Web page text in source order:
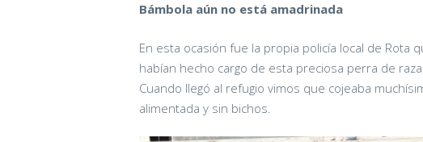
Bámbola aún no está amadrinada
En esta ocasión fue la propia policía local de Rota
habían hecho cargo de esta preciosa perra de
Cuando llegó al refugio vimos que cojeaba
alimentada y sin bichos.